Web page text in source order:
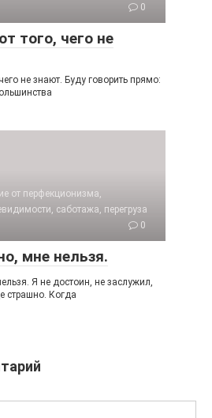
0
того, чего не
не знают. Буду говорить прямо:
от перфекционизма,
саботажа, перегруза
0
мне нельзя.
Я не достоин, не заслужил,
страшно. Когда